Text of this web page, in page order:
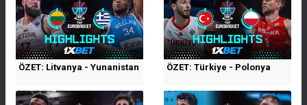
ÖZET: Litvanya - Yunanistan ÖZET: Türkiye - Polonya